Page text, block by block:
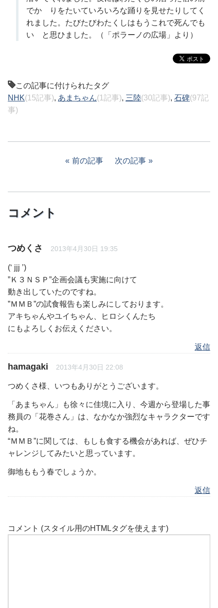
でかゞりをたいていろいろな踊りを見せたりしてく
れました。たびたびわたくしはもうこれで死んでも
いゝと思ひました。（「ポラーノの広場」より）
この記事に付けられたタグ
NHK(15記事), あまちゃん(1記事), 三陸(30記事), 石碑(97記
事)
前の記事 次の記事
コメント
つめくさ 2013年4月30日 19:35
(‘ jjj ’)
”Ｋ３ＮＳＰ”企画会議も実施に向けて
動き出していたのですね。
”ＭＭＢ”の試食報告も楽しみにしております。
アキちゃんやユイちゃん、ヒロシくんたち
にもよろしくお伝えください。
返信
hamagaki 2013年4月30日 22:08
つめくさ様、いつもありがとうございます。
「あまちゃん」も徐々に佳境に入り、今週から登場した事
務員の「花巻さん」は、なかなか強烈なキャラクターです
ね。
“ＭＭＢ”に関しては、もしも食する機会があれば、ぜひチ
ャレンジしてみたいと思っています。
御地ももう春でしょうか。
返信
コメント (スタイル用のHTMLタグを使えます)